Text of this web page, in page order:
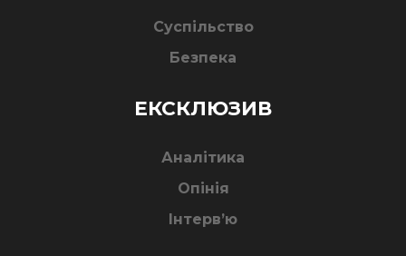
Суспільство
Безпека
ЕКСКЛЮЗИВ
Аналітика
Опінія
Інтерв’ю